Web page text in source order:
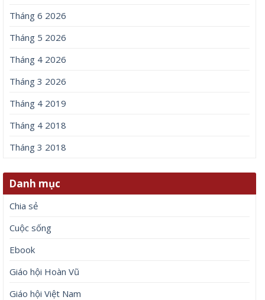
Tháng 6 2026
Tháng 5 2026
Tháng 4 2026
Tháng 3 2026
Tháng 4 2019
Tháng 4 2018
Tháng 3 2018
Danh mục
Chia sẻ
Cuộc sống
Ebook
Giáo hội Hoàn Vũ
Giáo hội Việt Nam